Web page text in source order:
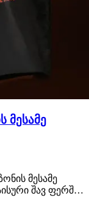
მესამე
მესამე
შავ ფერშია